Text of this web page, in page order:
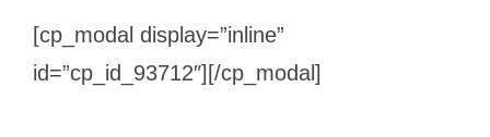
[cp_modal display=”inline”
id=”cp_id_93712″][/cp_modal]